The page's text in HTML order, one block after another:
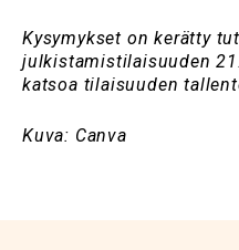
Kysymykset on kerätty
julkistamistilaisuuden
katsoa tilaisuuden
Kuva: Canva